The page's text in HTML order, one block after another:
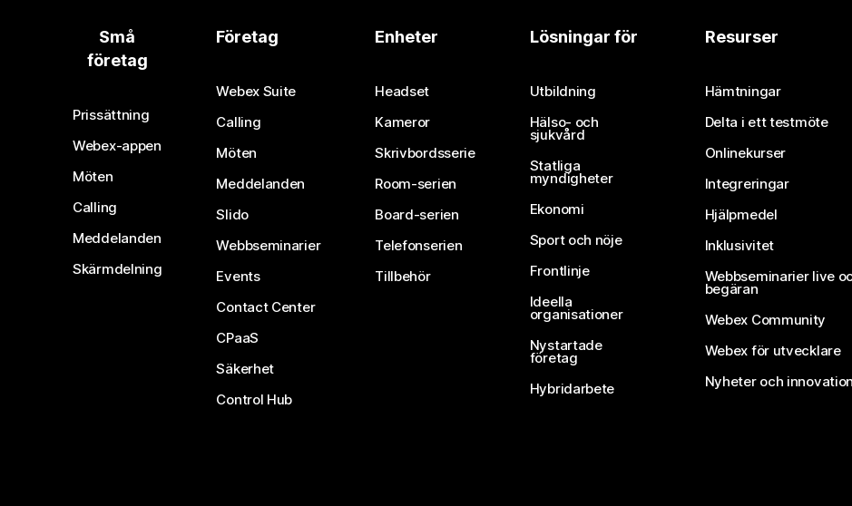
Små
företag
Prissättning
Webex-appen
Möten
Calling
Meddelanden
Skärmdelning
Företag
Webex Suite
Calling
Möten
Meddelanden
Slido
Webbseminarier
Events
Contact Center
CPaaS
Säkerhet
Control Hub
Enheter
Headset
Kameror
Skrivbordsserie
Room-serien
Board-serien
Telefonserien
Tillbehör
Lösningar för
Utbildning
Hälso- och
sjukvård
Statliga
myndigheter
Ekonomi
Sport och nöje
Frontlinje
Ideella
organisationer
Nystartade
företag
Hybridarbete
Resurser
Hämtningar
Delta i ett testmöte
Onlinekurser
Integreringar
Hjälpmedel
Inklusivitet
Webbseminarier live
begäran
Webex Community
Webex för utvecklare
Nyheter och